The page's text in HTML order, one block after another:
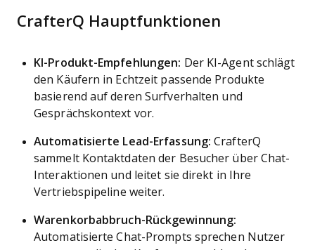
CrafterQ Hauptfunktionen
KI-Produkt-Empfehlungen: Der KI-Agent schlägt
den Käufern in Echtzeit passende Produkte
basierend auf deren Surfverhalten und
Gesprächskontext vor.
Automatisierte Lead-Erfassung: CrafterQ
sammelt Kontaktdaten der Besucher über Chat-
Interaktionen und leitet sie direkt in Ihre
Vertriebspipeline weiter.
Warenkorbabbruch-Rückgewinnung:
Automatisierte Chat-Prompts sprechen Nutzer